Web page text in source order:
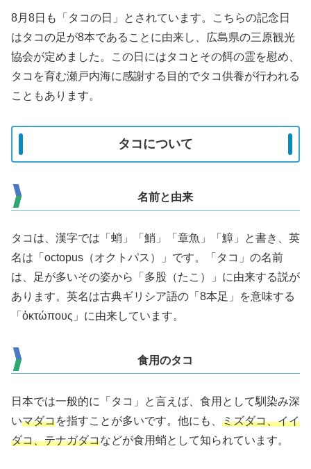
8月8日も「タコの日」とされています。こちらの記念日
はタコの足が8本であることに由来し、広島県の三原観光
協会が定めました。この日にはタコとその餌の霊を慰め、
タコを育む瀬戸内海に感謝する目的でタコ供養が行われる
こともあります。
タコについて
名前と由来
タコは、漢字では「蛸」「鮹」「章魚」「鱆」と書き、英
名は「octopus（オクトパス）」です。「タコ」の名前
は、足が多いその姿から「多股（たこ）」に由来する説が
あります。英名は古典ギリシア語の「8本足」を意味する
「ὀκτώπους」に由来しています。
食用のタコ
日本では一般的に「タコ」と言えば、食用として馴染み深
いマダコを指すことが多いです。他にも、 ミズダコ、イイ
ダコ、テナガダコなどが食用蛸として知られています。